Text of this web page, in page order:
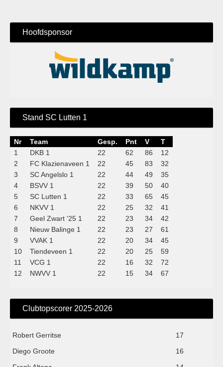
Hoofdsponsor
Stand SC Lutten 1
Nr Team Gesp. Pnt V
T
1
DKB 1 22 62 86
12
2
FC Klazienaveen 1 22 45 83
32
3
SC Angelslo 1 22 44 49
35
4
BSVV 1 22 39 50
40
5
SC Lutten 1 22 33 65
45
6
NKVV 1 22 25 32
41
7
Geel Zwart '25 1 22 23 34
42
8
Nieuw Balinge 1 22 23 27
61
9
VVAK 1 22 20 34
45
10
Tiendeveen 1 22 20 25
59
11
VCG 1 22 16 32
72
12
NWVV 1 22 15 34 67
Clubtopscorer 2025-2026
Robert Gerritse
17
Diego Groote
16